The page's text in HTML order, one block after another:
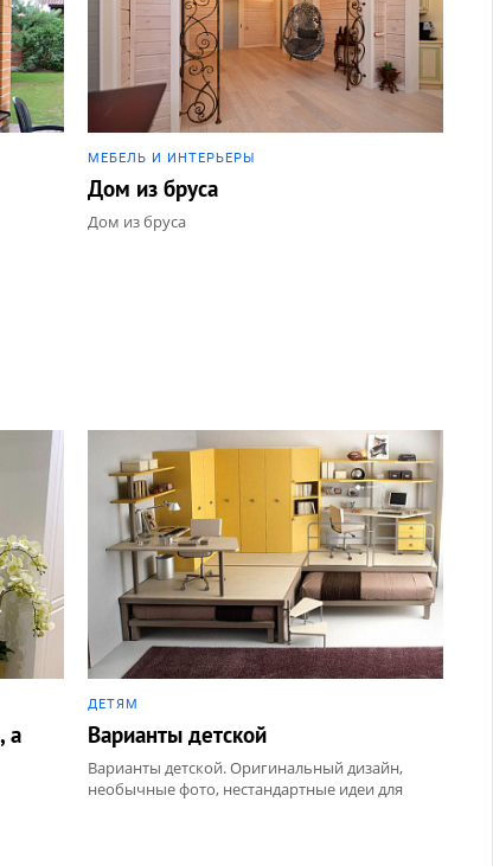
МЕБЕЛЬ И ИНТЕРЬЕРЫ
Дом из бруса
Дом из бруса
а
ДЕТЯМ
Варианты детской
Варианты детской. Оригинальный дизайн,
необычные фото, нестандартные идеи для